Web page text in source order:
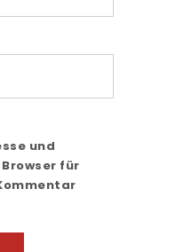
und
für